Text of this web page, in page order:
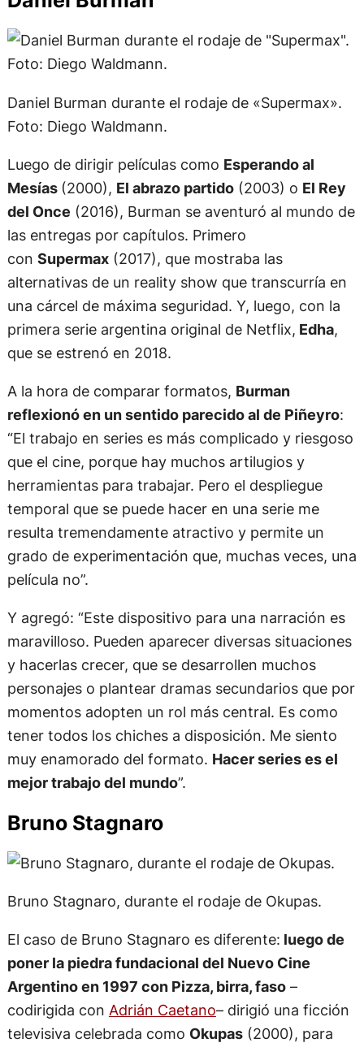
Daniel Burman durante el rodaje de «Supermax».
Foto: Diego Waldmann.
Luego de dirigir películas como
Mesías(2000), El abrazo partido(2003) o El Rey
del Once(2016), Burman se aventuró al mundo de
las entregas por capítulos. Primero
conSupermax(2017), que mostraba las
alternativas de un reality show que transcurría en
una cárcel de máxima seguridad. Y, luego, con la
primera serie argentina original de Netflix, Edha,
que se estrenó en 2018.
A la hora de comparar formatos,
reflexionó en un sentido parecido al de Piñeyro
“El trabajo en series es más complicado y riesgoso
que el cine, porque hay muchos artilugios y
herramientas para trabajar. Pero el despliegue
temporal que se puede hacer en una serie me
resulta tremendamente atractivo y permite un
grado de experimentación que, muchas veces, una
película no”.
Y agregó: “Este dispositivo para una narración es
maravilloso. Pueden aparecer diversas situaciones
y hacerlas crecer, que se desarrollen muchos
personajes o plantear dramas secundarios que por
momentos adopten un rol más central. Es como
tener todos los chiches a disposición. Me siento
muy enamorado del formato.Hacer series es el
mejor trabajo del mundo”.
Bruno Stagnaro
Bruno Stagnaro, durante el rodaje de Okupas.
El caso de Bruno Stagnaro es diferente:luego de
poner la piedra fundacional del Nuevo Cine
Argentino en 1997 con Pizza, birra, faso–
codirigida conAdrián Caetano – dirigió una ficción
televisiva celebrada comoOkupas(2000), para
luego dedicarse a la publicidad y documentales, y